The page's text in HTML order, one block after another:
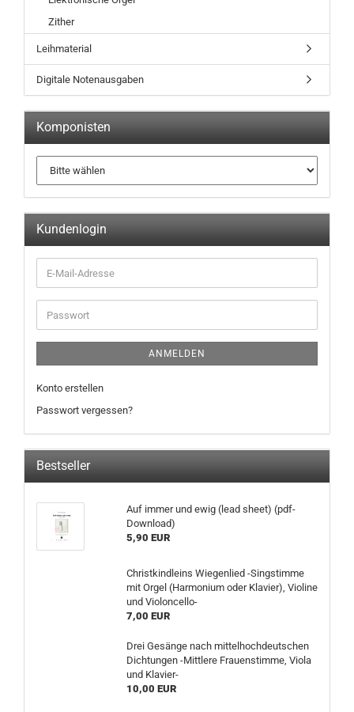
Zither
Leihmaterial
Digitale Notenausgaben
Komponisten
Kundenlogin
ANMELDEN
Konto erstellen
Passwort vergessen?
Bestseller
Auf immer und ewig (lead sheet) (pdf-
Download)
5,90 EUR
Christkindleins Wiegenlied -Singstimme
mit Orgel (Harmonium oder Klavier), Violine
und Violoncello-
7,00 EUR
Drei Gesänge nach mittelhochdeutschen
Dichtungen -Mittlere Frauenstimme, Viola
und Klavier-
10,00 EUR